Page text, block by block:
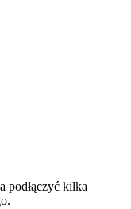
podłączyć kilka